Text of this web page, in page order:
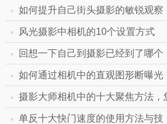
如何提升自己街头摄影的敏锐观察
风光摄影中相机的10个设置方式
回想一下自己到摄影已经到了哪个
如何通过相机中的直观图形断曝光
摄影大师相机中的十大聚焦方法，
单反十大快门速度的使用方法与技